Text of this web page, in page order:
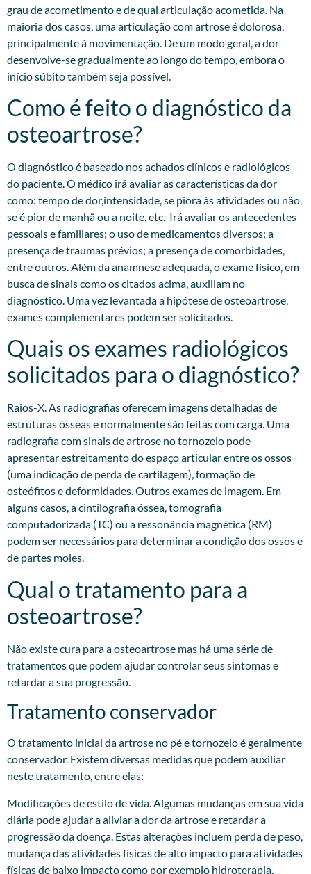
grau de acometimento e de qual articulação acometida. Na
maioria dos casos, uma articulação com artrose é dolorosa,
principalmente à movimentação. De um modo geral, a dor
desenvolve-se gradualmente ao longo do tempo, embora o
início súbito também seja possível.
Como é feito o diagnóstico da
osteoartrose?
O diagnóstico é baseado nos achados clínicos e radiológicos
do paciente. O médico irá avaliar as características da dor
como: tempo de dor,intensidade, se piora às atividades ou não,
se é pior de manhã ou a noite, etc. Irá avaliar os antecedentes
pessoais e familiares; o uso de medicamentos diversos; a
presença de traumas prévios; a presença de comorbidades,
entre outros. Além da anamnese adequada, o exame físico, em
busca de sinais como os citados acima, auxiliam no
diagnóstico. Uma vez levantada a hipótese de osteoartrose,
exames complementares podem ser solicitados.​
Quais os exames radiológicos
solicitados para o diagnóstico?
Raios-X. As radiografias oferecem imagens detalhadas de
estruturas ósseas e normalmente são feitas com carga. Uma
radiografia com sinais de artrose no tornozelo pode
apresentar estreitamento do espaço articular entre os ossos
(uma indicação de perda de cartilagem), formação de
osteófitos e deformidades. Outros exames de imagem. Em
alguns casos, a cintilografia óssea, tomografia
computadorizada (TC) ou a ressonância magnética (RM)
podem ser necessários para determinar a condição dos ossos e
de partes moles.
Qual o tratamento para a
osteoartrose?
Não existe cura para a osteoartrose mas há uma série de
tratamentos que podem ajudar controlar seus sintomas e
retardar a sua progressão.
Tratamento conservador
O tratamento inicial da artrose no pé e tornozelo é geralmente
conservador. Existem diversas medidas que podem auxiliar
neste tratamento, entre elas:
Modificações de estilo de vida. Algumas mudanças em sua vida
diária pode ajudar a aliviar a dor da artrose e retardar a
progressão da doença. Estas alterações incluem perda de peso,
mudança das atividades físicas de alto impacto para atividades
físicas de baixo impacto como por exemplo hidroterapia,